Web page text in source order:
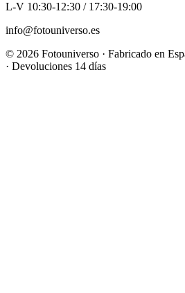
L-V 10:30-12:30 / 17:30-19:00
info@fotouniverso.es
© 2026 Fotouniverso · Fabricado en
· Devoluciones 14 días